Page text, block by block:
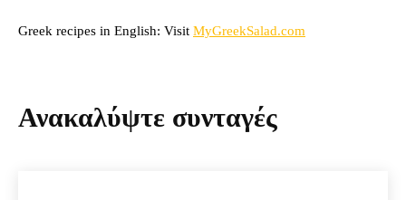
Greek recipes in English: Visit MyGreekSalad.com
Ανακαλύψτε συνταγές